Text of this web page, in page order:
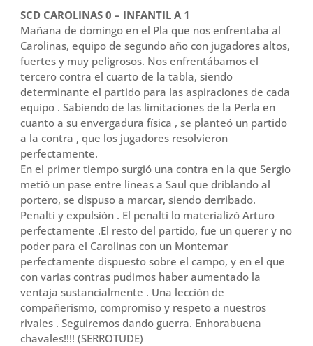
SCD CAROLINAS 0 – INFANTIL A 1
Mañana de domingo en el Pla que nos enfrentaba al
Carolinas, equipo de segundo año con jugadores altos,
fuertes y muy peligrosos. Nos enfrentábamos el
tercero contra el cuarto de la tabla, siendo
determinante el partido para las aspiraciones de cada
equipo . Sabiendo de las limitaciones de la Perla en
cuanto a su envergadura física , se planteó un partido
a la contra , que los jugadores resolvieron
perfectamente.
En el primer tiempo surgió una contra en la que Sergio
metió un pase entre líneas a Saul que driblando al
portero, se dispuso a marcar, siendo derribado.
Penalti y expulsión . El penalti lo materializó Arturo
perfectamente .El resto del partido, fue un querer y no
poder para el Carolinas con un Montemar
perfectamente dispuesto sobre el campo, y en el que
con varias contras pudimos haber aumentado la
ventaja sustancialmente . Una lección de
compañerismo, compromiso y respeto a nuestros
rivales . Seguiremos dando guerra. Enhorabuena
chavales!!!! (SERROTUDE)